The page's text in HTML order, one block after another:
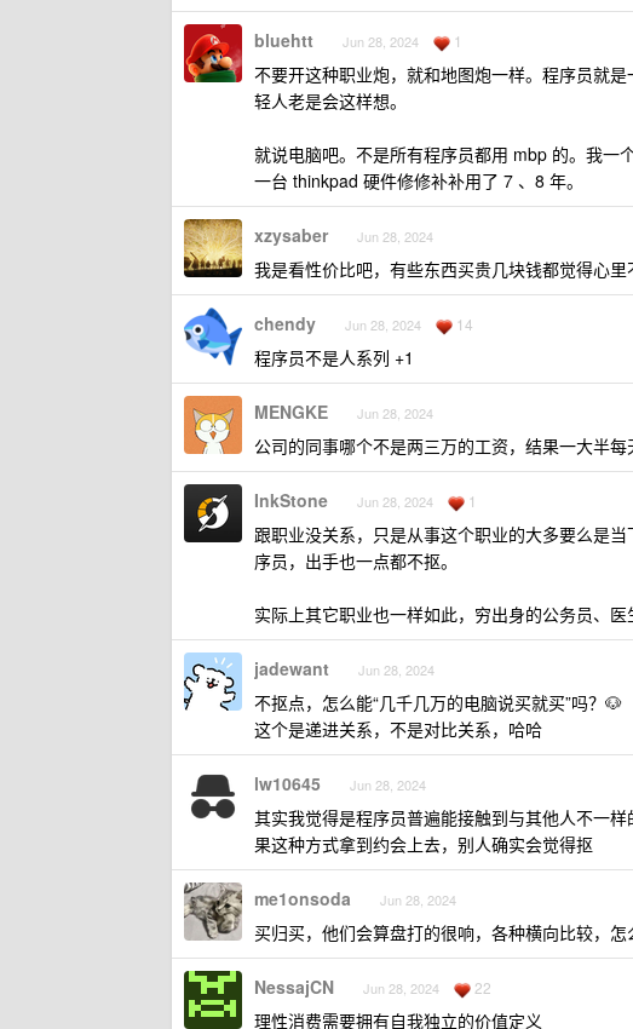
bluehtt Jun 28, 2024 1
不要开这种职业炮，就和地图炮一样。程序员就
轻人老是会这样想。
就说电脑吧。不是所有程序员都用 mbp 的。我一
一台 thinkpad 硬件修修补补用了 7 、8 年。
xzysaber Jun 28, 2024
我是看性价比吧，有些东西买贵几块钱都觉得心
chendy Jun 28, 2024 14
程序员不是人系列 +1
MENGKE Jun 28, 2024
公司的同事哪个不是两三万的工资，结果一大半
InkStone Jun 28, 2024 1
跟职业没关系，只是从事这个职业的大多要么是
序员，出手也一点都不抠。
实际上其它职业也一样如此，穷出身的公务员、
jadewant Jun 28, 2024
不抠点，怎么能“几千几万的电脑说买就买”吗？🐶
这个是递进关系，不是对比关系，哈哈
lw10645 Jun 28, 2024
其实我觉得是程序员普遍能接触到与其他人不一
果这种方式拿到约会上去，别人确实会觉得抠
me1onsoda Jun 28, 2024
买归买，他们会算盘打的很响，各种横向比较，怎
NessajCN Jun 28, 2024 22
理性消费需要拥有自我独立的价值定义